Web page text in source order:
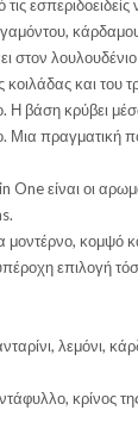
στον λουλουδένιο
κοιλάδας και του
βάση κρύβει
Μια πραγματική
One είναι οι
μοντέρνο, κομψό
επιλογή
λεμόνι,
κρίνος